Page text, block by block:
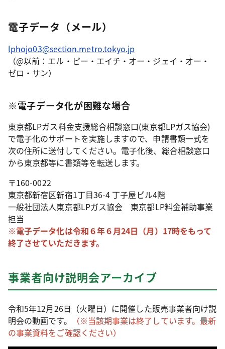
電子データ（メール）
lphojo03@section.metro.tokyo.jp
（@以前：エル・ピー・エイチ・オー・ジェイ・オー・
ゼロ・サン）
※電子データ化が困難な場合
東京都LPガス料金支援総合相談窓口(東京都LPガス協会)
で電子化のサポートを実施しますので、申請書類一式を
次の住所に送付してください。電子化後、総合相談窓口
から東京都等に書類等を転送します。
〒160-0022
東京都新宿区新宿1丁目36-4 丁子屋ビル4階
一般社団法人東京都LPガス協会 東京都LP料金補助事業
担当
※電子データ化は令和６年６月24日（月）17時をもって
終了させていただきます。
事業者向け説明会アーカイブ
令和5年12月26日（火曜日）に開催した販売事業者向け説
明会の動画です。
（※当該期事業は終了しています。最新
の事業資料をご確認ください）